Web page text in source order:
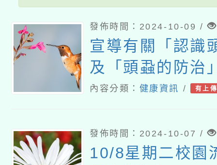
發佈時間：2024-10-09 /
宣導有關「認識
及「頭蝨的防治
詳如說明
內容分類： 健康資訊 / 有上
發佈時間：2024-10-07 /
10/8星期二校園